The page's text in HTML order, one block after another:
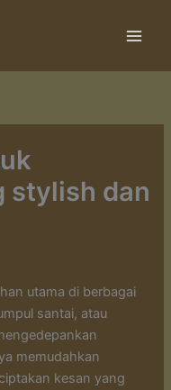
stylish dan
utama di berbagai
santai, atau
memudahkan
kesan yang